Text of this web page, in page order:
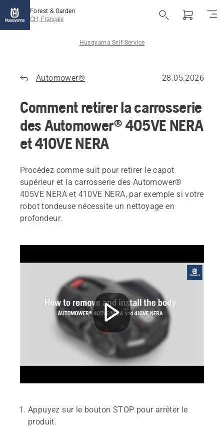
Forest & Garden
CH, Français
Husqvarna Self-Service
Automower® 28.05.2026
Comment retirer la carrosserie
des Automower® 405VE NERA
et 410VE NERA
Procédez comme suit pour retirer le capot
supérieur et la carrosserie des Automower®
405VE NERA et 410VE NERA, par exemple si votre
robot tondeuse nécessite un nettoyage en
profondeur.
Appuyez sur le bouton STOP pour arrêter le
produit.